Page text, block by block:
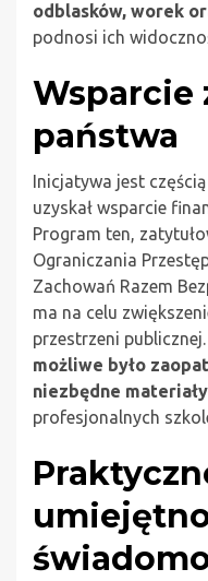
odblasków, worek
podnosi ich
Wsparcie
państwa
Inicjatywa jest
uzyskał wsparcie
Program ten,
Ograniczania
Zachowań Razem
ma na celu
przestrzeni publicznej.
możliwe było
niezbędne materiały
profesjonalnych